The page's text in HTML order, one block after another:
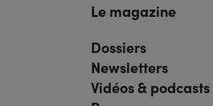
Le magazine
Navigation
pied
de
page
bis
Dossiers
Newsletters
Vidéos & podcasts